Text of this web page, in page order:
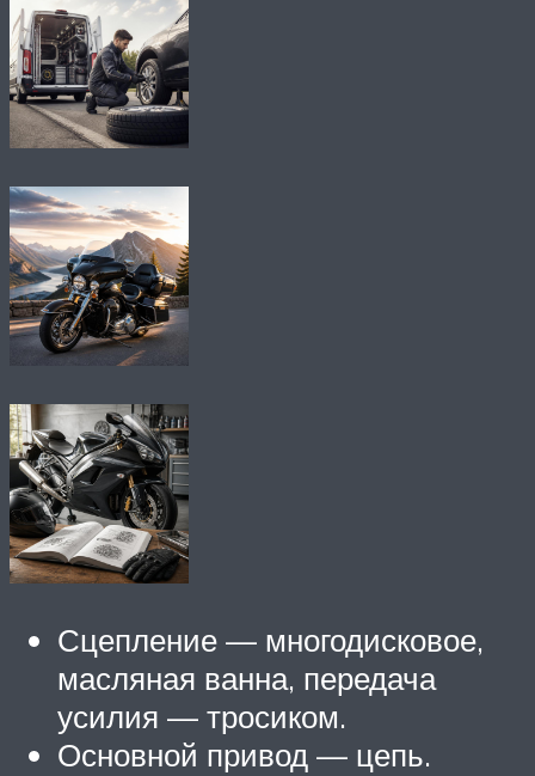
Сцепление — многодисковое,
масляная ванна, передача
усилия — тросиком.
Основной привод — цепь.